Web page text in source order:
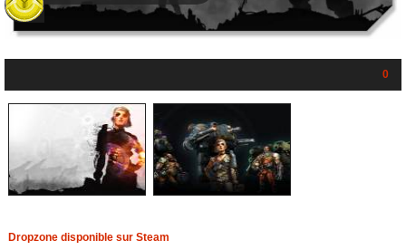
0
Dropzone disponible sur Steam